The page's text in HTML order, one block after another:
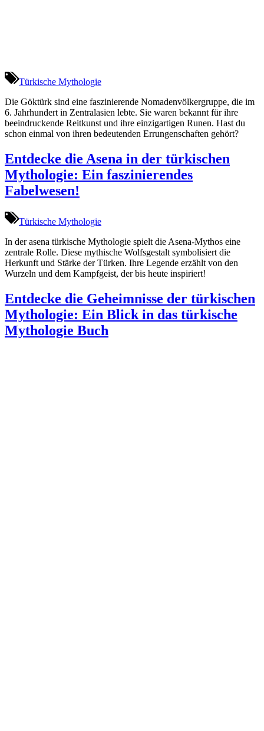
Türkische Mythologie
Die Göktürk sind eine faszinierende Nomadenvölkergruppe, die im
6. Jahrhundert in Zentralasien lebte. Sie waren bekannt für ihre
beeindruckende Reitkunst und ihre einzigartigen Runen. Hast du
schon einmal von ihren bedeutenden Errungenschaften gehört?
Entdecke die Asena in der türkischen
Mythologie: Ein faszinierendes
Fabelwesen!
Türkische Mythologie
In der asena türkische Mythologie spielt die Asena-Mythos eine
zentrale Rolle. Diese mythische Wolfsgestalt symbolisiert die
Herkunft und Stärke der Türken. Ihre Legende erzählt von den
Wurzeln und dem Kampfgeist, der bis heute inspiriert!
Entdecke die Geheimnisse der türkischen
Mythologie: Ein Blick in das türkische
Mythologie Buch